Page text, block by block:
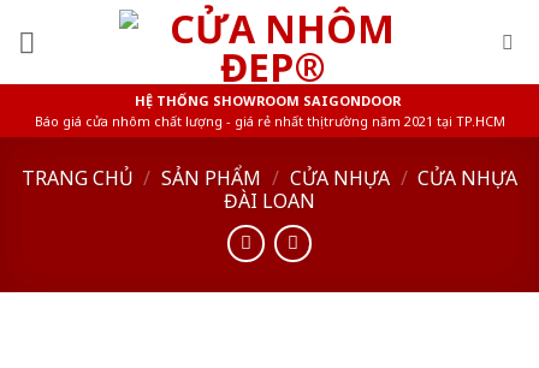
HỆ THỐNG SHOWROOM SAIGONDOOR
Báo giá cửa nhôm chất lượng - giá rẻ nhất thị trường năm 2021 tại TP.HCM
TRANG CHỦ / SẢN PHẨM / CỬA NHỰA / CỬA NHỰA
ĐÀI LOAN